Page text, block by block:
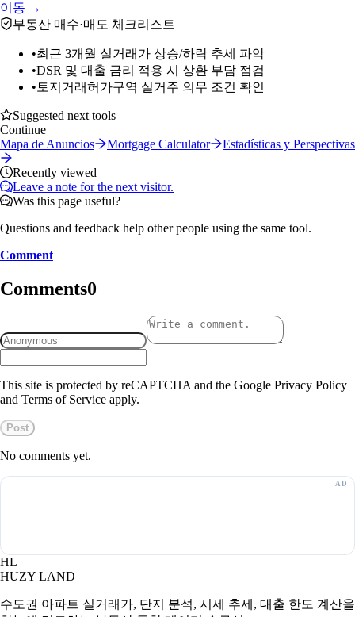
이동 →
부동산 매수·매도 체크리스트
•최근 3개월 실거래가 상승/하락 추세 파악
•DSR 및 대출 금리 적용 시 상환 부담 점검
• 토지거래허가구역 실거주 의무 조건 확인
Suggested next tools
Continue
Mapa de Anuncios
Mortgage Calculator Estadísticas y Perspectivas
Recently viewed
Leave a note for the next visitor.
Was this page useful?
Questions and feedback help other people using the same tool.
Comment
Comments0
This site is protected by reCAPTCHA and the Google Privacy Policy
and Terms of Service apply.
Post
No comments yet.
HL
HUZY LAND
수도권 아파트 실거래가, 단지 분석, 시세 추세, 대출 한도 계산을